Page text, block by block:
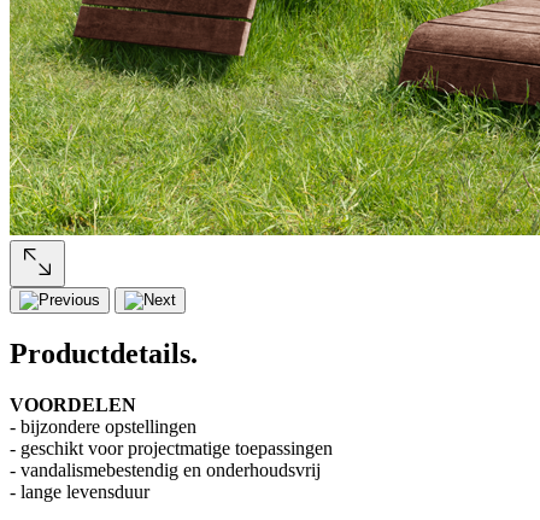
Productdetails.
VOORDELEN
- bijzondere opstellingen
- geschikt voor projectmatige toepassingen
- vandalismebestendig en onderhoudsvrij
- lange levensduur